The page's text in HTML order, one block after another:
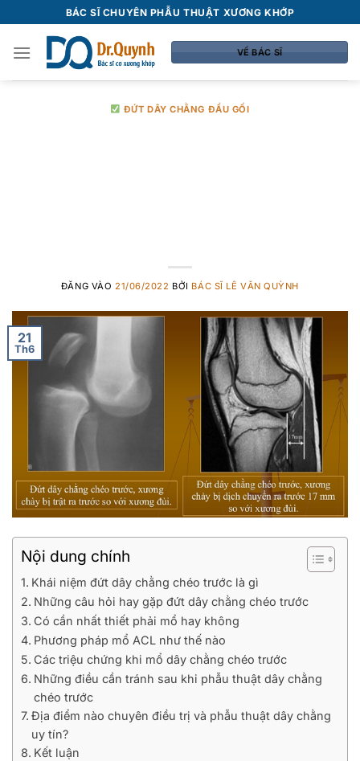
qua
nội
BÁC SĨ CHUYÊN PHẪU THUẬT XƯƠNG KHỚP
VỀ BÁC SĨ
ĐỨT DÂY CHẰNG ĐẦU GỐI
ĐĂNG VÀO 21/06/2022 BỞI BÁC SĨ LÊ VĂN QUỲNH
21
Th6
Nội dung chính
Khái niệm đứt dây chằng chéo trước là gì
Những câu hỏi hay gặp đứt dây chằng chéo trước
Có cần nhất thiết phải mổ hay không
Phương pháp mổ ACL như thế nào
Các triệu chứng khi mổ dây chằng chéo trước
Những điều cần tránh sau khi phẫu thuật dây chằng
chéo trước
Địa điểm nào chuyên điều trị và phẫu thuật dây chằng
uy tín?
Kết luận